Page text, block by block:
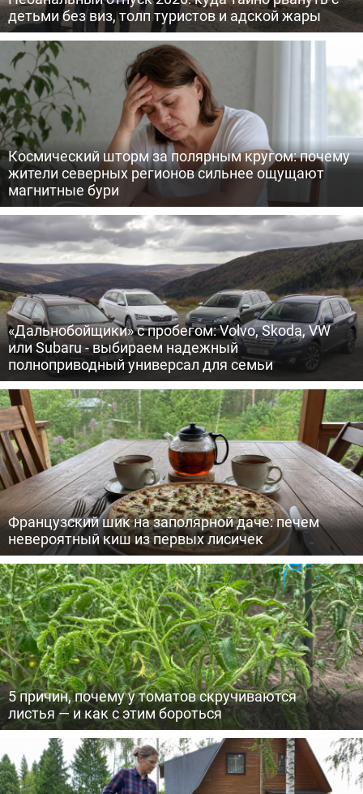
детьми без виз, толп туристов и адской жары
Космический шторм за полярным кругом: почему
жители северных регионов сильнее ощущают
магнитные бури
«Дальнобойщики» с пробегом: Volvo, Skoda, VW
или Subaru - выбираем надежный
полноприводный универсал для семьи
Французский шик на заполярной даче: печем
невероятный киш из первых лисичек
5 причин, почему у томатов скручиваются
листья — и как с этим бороться